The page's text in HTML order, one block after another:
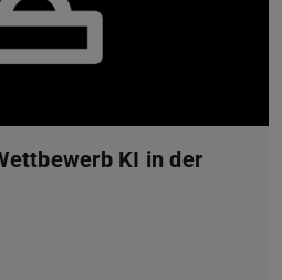
KI in der